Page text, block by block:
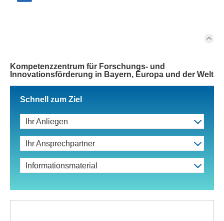
Kompetenzzentrum für Forschungs- und
Innovationsförderung in Bayern, Europa und der Welt
Schnell zum Ziel
Ihr Anliegen
Ihr Ansprechpartner
Informationsmaterial